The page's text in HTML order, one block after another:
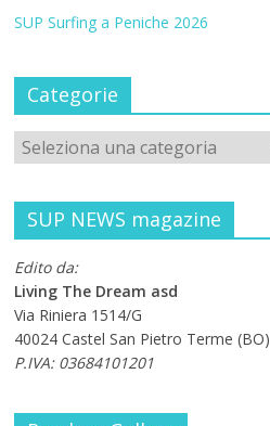
SUP Surfing a Peniche 2026
Categorie
SUP NEWS magazine
Edito da:
Living The Dream asd
Via Riniera 1514/G
40024 Castel San Pietro Terme (BO)
P.IVA: 03684101201